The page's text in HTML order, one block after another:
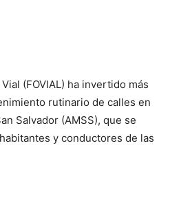
(FOVIAL) ha invertido más
rutinario de calles en
Salvador (AMSS), que se
y conductores de las